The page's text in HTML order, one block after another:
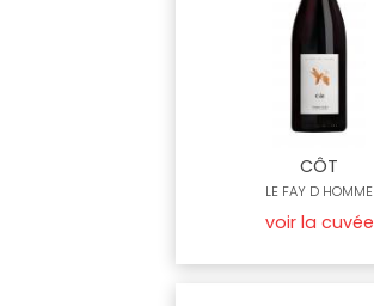
CÔT
LE FAY D HOMME
voir la cuvée